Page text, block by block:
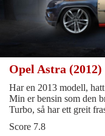
Opel Astra (2012)
Har en 2013 modell,
Min er bensin som den
Turbo, så har ett greit
Score 7.8